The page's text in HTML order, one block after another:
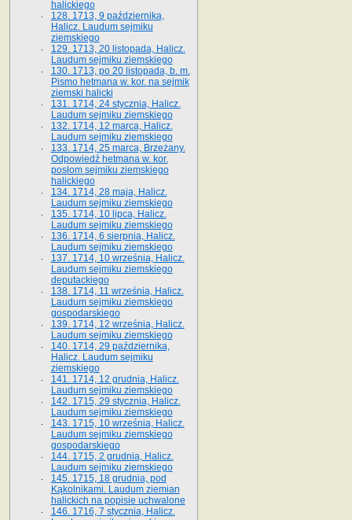
halickiego
128. 1713, 9 października,
Halicz. Laudum sejmiku
ziemskiego
129. 1713, 20 listopada, Halicz.
Laudum sejmiku ziemskiego
130. 1713, po 20 listopada, b. m.
Pismo hetmana w. kor. na sejmik
ziemski halicki
131. 1714, 24 stycznia, Halicz.
Laudum sejmiku ziemskiego
132. 1714, 12 marca, Halicz.
Laudum sejmiku ziemskiego
133. 1714, 25 marca, Brzeżany.
Odpowiedź hetmana w. kor.
posłom sejmiku ziemskiego
halickiego
134. 1714, 28 maja, Halicz.
Laudum sejmiku ziemskiego
135. 1714, 10 lipca, Halicz.
Laudum sejmiku ziemskiego
136. 1714, 6 sierpnia, Halicz.
Laudum sejmiku ziemskiego
137. 1714, 10 września, Halicz.
Laudum sejmiku ziemskiego
deputackiego
138. 1714, 11 września, Halicz.
Laudum sejmiku ziemskiego
gospodarskiego
139. 1714, 12 września, Halicz.
Laudum sejmiku ziemskiego
140. 1714, 29 października,
Halicz. Laudum sejmiku
ziemskiego
141. 1714, 12 grudnia, Halicz.
Laudum sejmiku ziemskiego
142. 1715, 29 stycznia, Halicz.
Laudum sejmiku ziemskiego
143. 1715, 10 września, Halicz.
Laudum sejmiku ziemskiego
gospodarskiego
144. 1715, 2 grudnia, Halicz.
Laudum sejmiku ziemskiego
145. 1715, 18 grudnia, pod
Kąkolnikami. Laudum ziemian
halickich na popisie uchwalone
146. 1716, 7 stycznia, Halicz.